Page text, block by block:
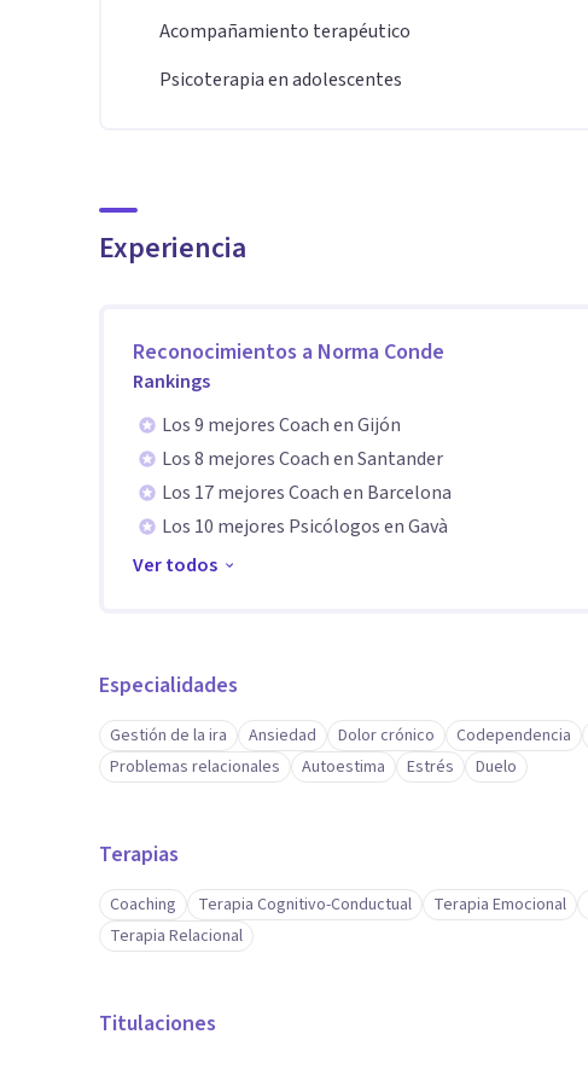
Acompañamiento terapéutico
Psicoterapia en adolescentes
Experiencia
Reconocimientos a Norma Conde
Rankings
Los 9 mejores Coach en Gijón
Los 8 mejores Coach en Santander
Los 17 mejores Coach en Barcelona
Los 10 mejores Psicólogos en Gavà
Ver todos
Especialidades
Gestión de la ira Ansiedad Dolor crónico Codependencia
Problemas relacionales
Autoestima Estrés Duelo
Terapias
Coaching Terapia Cognitivo-Conductual Terapia Emocional
Terapia Relacional
Titulaciones